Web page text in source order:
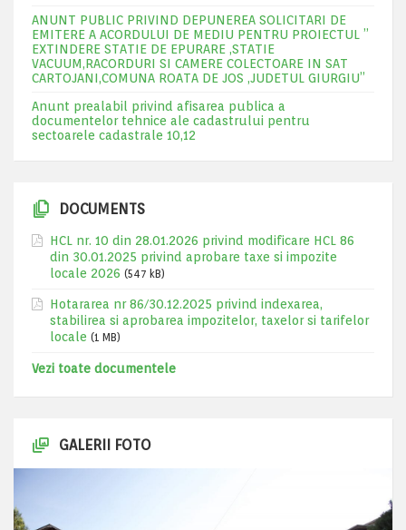
ANUNT PUBLIC PRIVIND DEPUNEREA SOLICITARI DE
EMITERE A ACORDULUI DE MEDIU PENTRU PROIECTUL ”
EXTINDERE STATIE DE EPURARE ,STATIE
VACUUM,RACORDURI SI CAMERE COLECTOARE IN SAT
CARTOJANI,COMUNA ROATA DE JOS ,JUDETUL GIURGIU”
Anunt prealabil privind afisarea publica a
documentelor tehnice ale cadastrului pentru
sectoarele cadastrale 10,12
DOCUMENTS
HCL nr. 10 din 28.01.2026 privind modificare HCL 86
din 30.01.2025 privind aprobare taxe si impozite
locale 2026 (547 kB)
Hotararea nr 86/30.12.2025 privind indexarea,
stabilirea si aprobarea impozitelor, taxelor si tarifelor
locale (1 MB)
Vezi toate documentele
GALERII FOTO